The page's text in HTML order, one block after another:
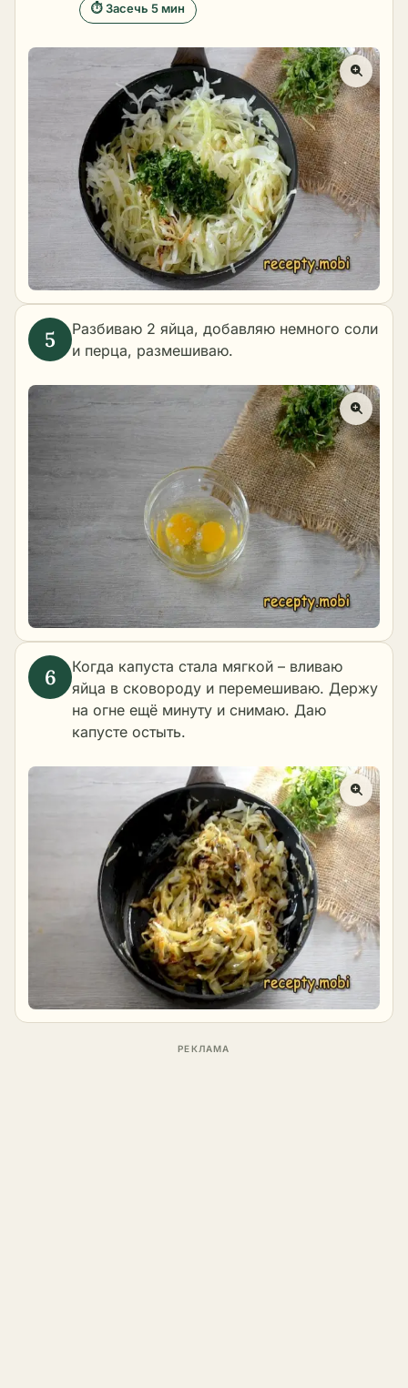
⏱ Засечь 5 мин
Разбиваю 2 яйца, добавляю немного соли
и перца, размешиваю.
Когда капуста стала мягкой – вливаю
яйца в сковороду и перемешиваю. Держу
на огне ещё минуту и снимаю. Даю
капусте остыть.